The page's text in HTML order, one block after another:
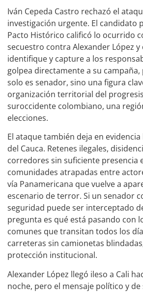
Iván Cepeda Castro rechazó el
investigación urgente. El candidato
Pacto Histórico calificó lo ocurrido
secuestro contra Alexander López y
identifique y capture a los
golpea directamente a su campaña,
solo es senador, sino una figura
organización territorial del
suroccidente colombiano, una
elecciones.
El ataque también deja en
del Cauca. Retenes ilegales,
corredores sin suficiente presencia
comunidades atrapadas entre
vía Panamericana que vuelve a
escenario de terror. Si un senador
seguridad puede ser interceptado
pregunta es qué está pasando con
comunes que transitan todos los
carreteras sin camionetas
protección institucional.
Alexander López llegó ileso a Cali
noche, pero el mensaje político y